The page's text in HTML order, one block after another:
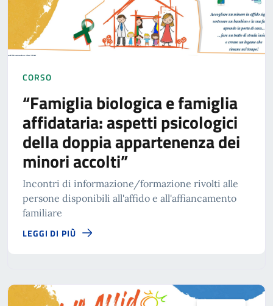
CORSO
“Famiglia biologica e famiglia
affidataria: aspetti psicologici
della doppia appartenenza dei
minori accolti”
Incontri di informazione/formazione rivolti alle
persone disponibili all'affido e all'affiancamento
familiare
LEGGI DI PIÙ